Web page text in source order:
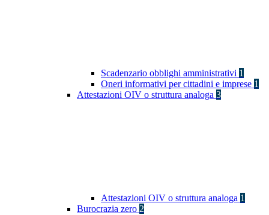
Scadenzario obblighi amministrativi 1
Oneri informativi per cittadini e imprese 1
Attestazioni OIV o struttura analoga 3
Attestazioni OIV o struttura analoga 1
Burocrazia zero 2